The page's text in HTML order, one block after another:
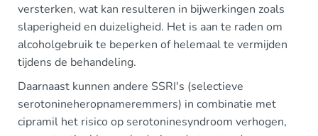
versterken, wat kan resulteren in bijwerkingen zoals
slaperigheid en duizeligheid. Het is aan te raden om
alcoholgebruik te beperken of helemaal te vermijden
tijdens de behandeling.
Daarnaast kunnen andere SSRI's (selectieve
serotonineheropnameremmers) in combinatie met
cipramil het risico op serotoninesyndroom verhogen,